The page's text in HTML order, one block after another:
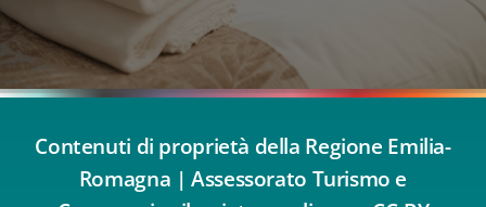
Contenuti di proprietà della Regione Emilia-
Romagna | Assessorato Turismo e